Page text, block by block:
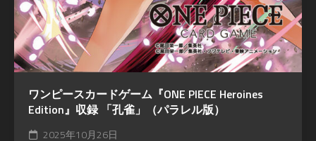
ワンピースカードゲーム『ONE PIECE Heroines
Edition』収録 「孔雀」（パラレル版）
2025年10月26日